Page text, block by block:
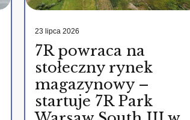
23 lipca 2026
7R powraca na
stołeczny rynek
magazynowy –
startuje 7R Park